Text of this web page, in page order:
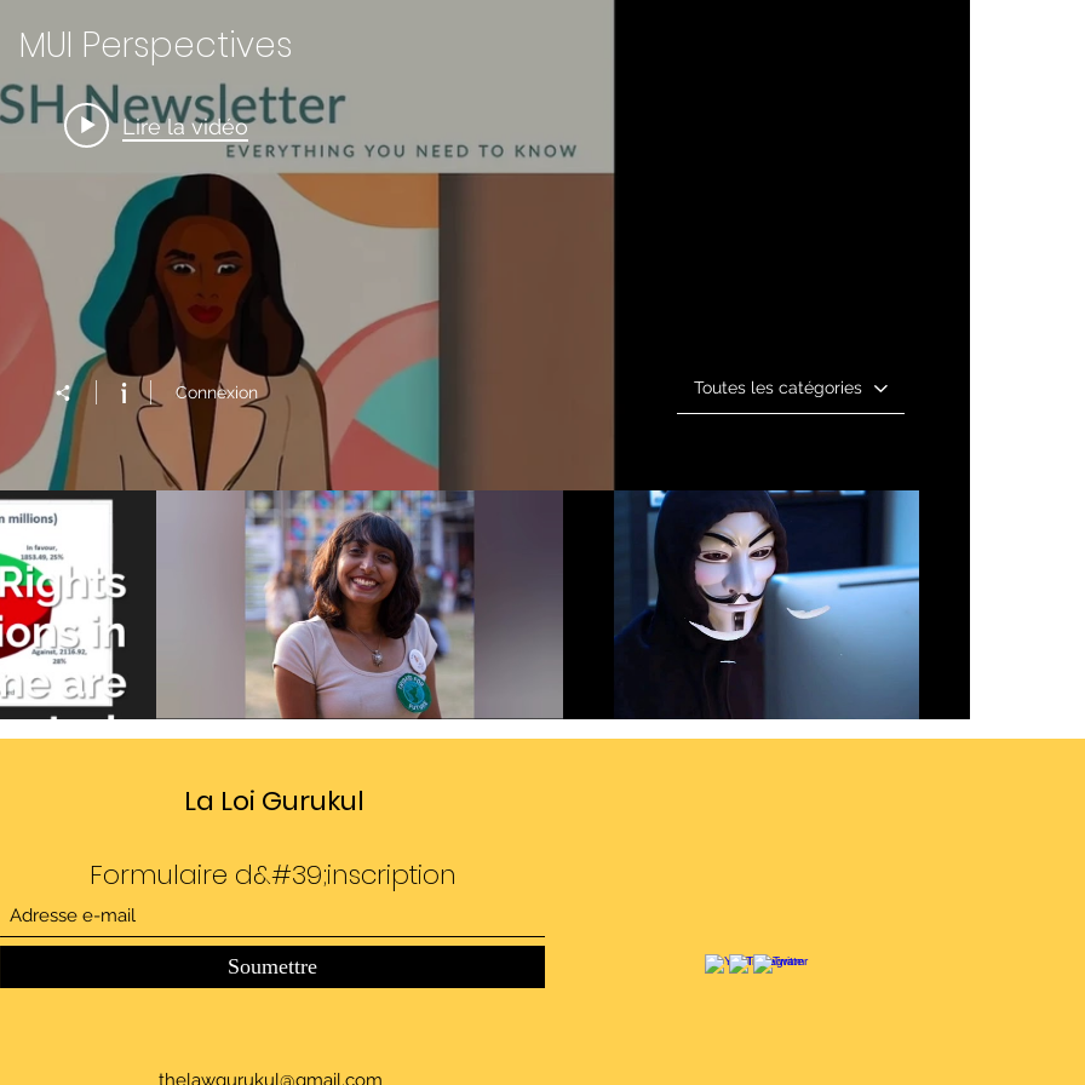
MUI Perspectives
Lire la vidéo
Connexion Toutes les catégories
Sedition law in India
Lire la vidéo
Revenge Porn and Online
Blackmailing
La Loi Gurukul
Formulaire d&#39;inscription
Soumettre
thelawgurukul@gmail.com